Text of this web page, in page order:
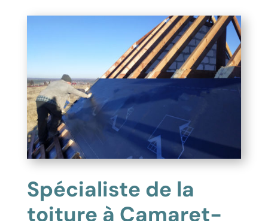
Spécialiste de la
toiture à Camaret-